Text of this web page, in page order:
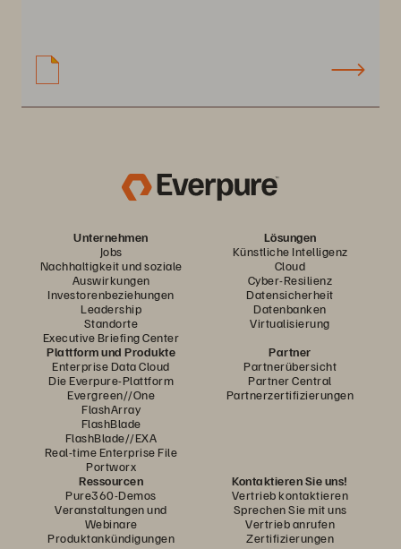
Unternehmen
Jobs
Nachhaltigkeit und soziale
Auswirkungen
Investorenbeziehungen
Leadership
Standorte
Executive Briefing Center
Lösungen
Künstliche Intelligenz
Cloud
Cyber-Resilienz
Datensicherheit
Datenbanken
Virtualisierung
Plattform und Produkte
Enterprise Data Cloud
Die Everpure-Plattform
Evergreen//One
FlashArray
FlashBlade
FlashBlade//EXA
Real-time Enterprise File
Portworx
Partner
Partnerübersicht
Partner Central
Partnerzertifizierungen
Ressourcen
Pure360-Demos
Veranstaltungen und
Webinare
Produktankündigungen
Kontaktieren Sie uns!
Vertrieb kontaktieren
Sprechen Sie mit uns
Vertrieb anrufen
Zertifizierungen